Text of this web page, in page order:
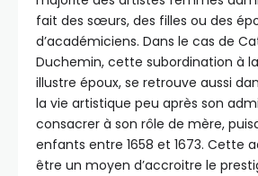
fait des sœurs, des filles ou des
d’académiciens. Dans le cas de
Duchemin, cette subordination à
illustre époux, se retrouve aussi
la vie artistique peu après son
consacrer à son rôle de mère,
enfants entre 1658 et 1673. Cette
être un moyen d’accroitre le